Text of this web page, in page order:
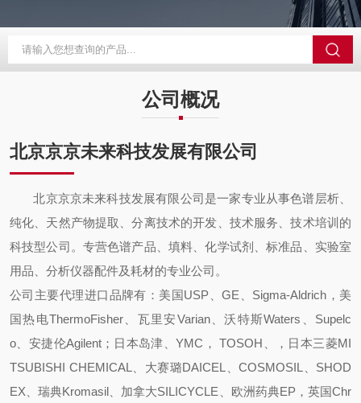
公司概况
北京京京未来科技发展有限公司
北京京京未来科技发展有限公司是一家专业从事色谱层析、
纯化、天然产物提取、分离技术的开发、技术服务、技术培训的
科技型公司。专营色谱产品、填料、化学试剂、标准品、实验室
用品、分析仪器配件及耗材的专业公司。
公司主要代理进口品牌有：美国USP、GE、Sigma-Aldrich，美
国热电ThermoFisher、瓦里安Varian、沃特斯Waters、Supelc
o、安捷伦Agilent；日本岛津、YMC， TOSOH、，日本三菱MI
TSUBISHI CHEMICAL、大赛璐DAICEL、COSMOSIL、SHOD
EX、瑞典Kromasil、加拿大SILICYCLE、欧洲药典EP，英国Chr